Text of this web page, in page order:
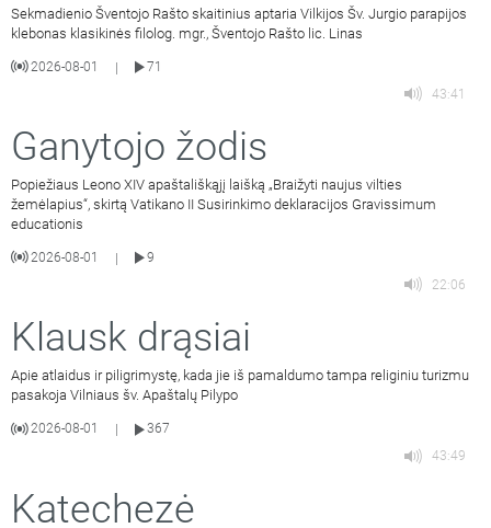
Sekmadienio Šventojo Rašto skaitinius aptaria Vilkijos Šv. Jurgio parapijos
klebonas klasikinės filolog. mgr., Šventojo Rašto lic. Linas
2026-08-01 |
71
43:41
Ganytojo žodis
Popiežiaus Leono XIV apaštališkąjį laišką „Braižyti naujus vilties
žemėlapius“, skirtą Vatikano II Susirinkimo deklaracijos Gravissimum
educationis
2026-08-01 |
9
22:06
Klausk drąsiai
Apie atlaidus ir piligrimystę, kada jie iš pamaldumo tampa religiniu turizmu
pasakoja Vilniaus šv. Apaštalų Pilypo
2026-08-01
367
43:49
Katechezė